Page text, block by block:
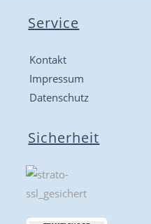
Service
Kontakt
Impressum
Datenschutz
Sicherheit